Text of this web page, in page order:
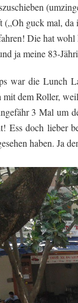
(„Oh guck mal,
Die hat
ja meine 83-
war die Lunch
dem Roller,
3 Mal um
Ess doch lieber
haben. Ja